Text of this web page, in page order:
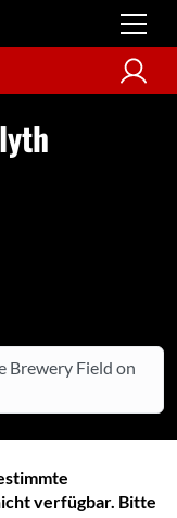
Brewery Field on
verfügbar. Bitte